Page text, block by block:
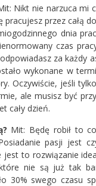
Nikt nie narzuca mi
przez całą
dnia
czas
za każdy
wykonane w
Oczywiście, jeśli
ale musisz być
cały dzień.
Mit: Będę robił to
pasji jest
to rozwiązanie
nie są już tak
30% swego czasu